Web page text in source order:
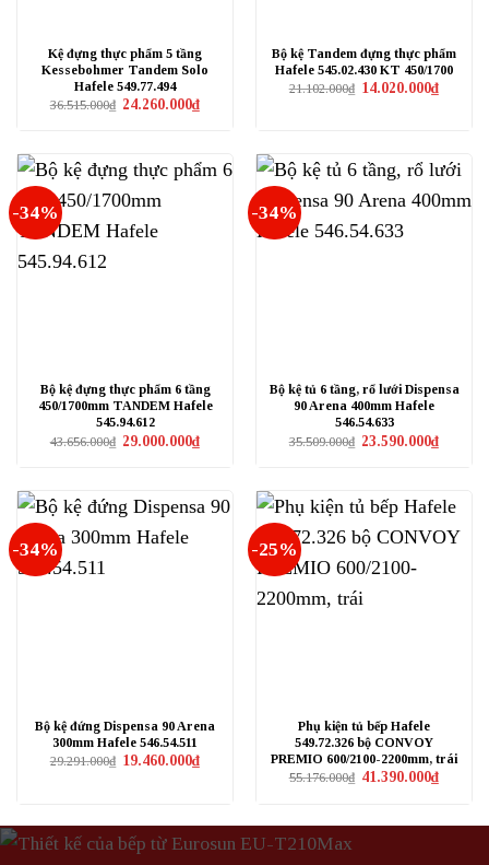
Kệ đựng thực phẩm 5 tầng
Kessebohmer Tandem Solo
Hafele 549.77.494
36.515.000₫ Giá
24.260.000₫Giá
hiện
24.260.000₫.
Bộ kệ Tandem đựng thực phẩm
Hafele 545.02.430 KT 450/1700
21.102.000₫ Giá
14.020.000₫Giá
hiện
-34%
Bộ kệ đựng thực phẩm 6 tầng
450/1700mm TANDEM Hafele
545.94.612
43.656.000₫ Giá
29.000.000₫Giá
hiện
29.000.000₫.
-34%
Bộ kệ tủ 6 tầng, rổ lưới Dispensa
90 Arena 400mm Hafele
546.54.633
35.509.000₫ Giá
23.590.000₫Giá
hiện
-34%
Bộ kệ đứng Dispensa 90 Arena
300mm Hafele 546.54.511
29.291.000₫ Giá
19.460.000₫Giá
hiện
-25%
Phụ kiện tủ bếp Hafele
549.72.326 bộ CONVOY
PREMIO 600/2100-2200mm, trái
55.176.000₫ Giá
41.390.000₫Giá
hiện